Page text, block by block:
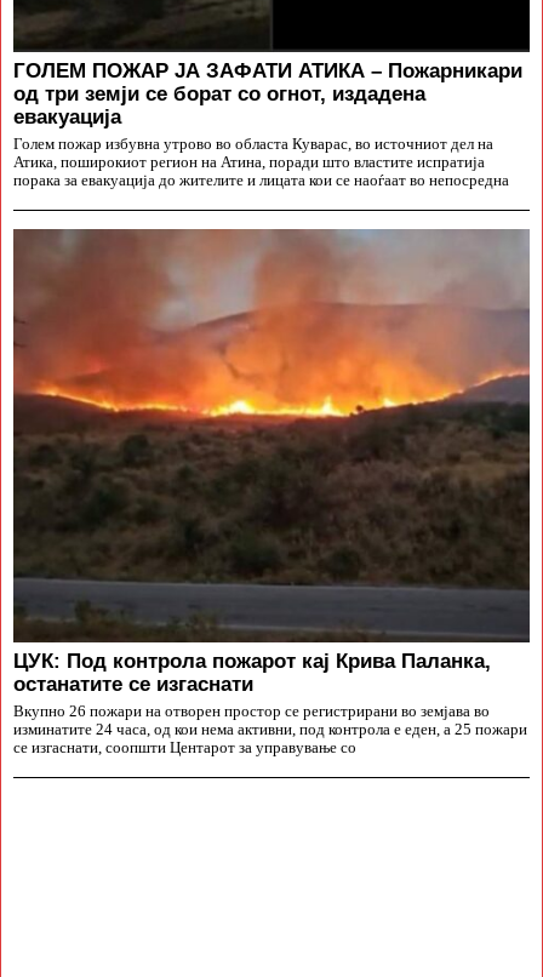
ГОЛЕМ ПОЖАР ЈА ЗАФАТИ АТИКА – Пожарникари
од три земји се борат со огнот, издадена
евакуација
Голем пожар избувна утрово во областа Куварас, во источниот дел на
Атика, поширокиот регион на Атина, поради што властите испратија
порака за евакуација до жителите и лицата кои се наоѓаат во непосредна
ЦУК: Под контрола пожарот кај Крива Паланка,
останатите се изгаснати
Вкупно 26 пожари на отворен простор се регистрирани во земјава во
изминатите 24 часа, од кои нема активни, под контрола е еден, а 25 пожари
се изгаснати, соопшти Центарот за управување со